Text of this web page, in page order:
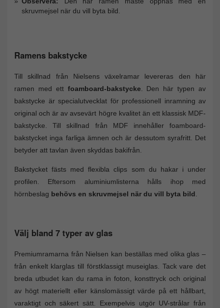
skruvmejsel när du vill byta bild.
Ramens bakstycke
Till skillnad från Nielsens växelramar levereras den här
ramen med ett foamboard-bakstycke. Den här typen av
bakstycke är specialutvecklat för professionell inramning av
original och är av avsevärt högre kvalitet än ett klassisk MDF-
bakstycke. Till skillnad från MDF innehåller foamboard-
bakstycket inga farliga ämnen och är dessutom syrafritt. Det
betyder att tavlan även skyddas bakifrån.
Bakstycket fästs med flexibla clips som du hakar i under
profilen. Eftersom aluminiumlisterna hålls ihop med
hörnbeslag behövs en skruvmejsel när du vill byta bild.
Välj bland 7 typer av glas
Premiumramarna från Nielsen kan beställas med olika glas –
från enkelt klarglas till förstklassigt museiglas. Tack vare det
breda utbudet kan du rama in foton, konsttryck och original
av högt materiellt eller känslomässigt värde på ett hållbart,
varaktigt och säkert sätt. Exempelvis utgör UV-strålar från